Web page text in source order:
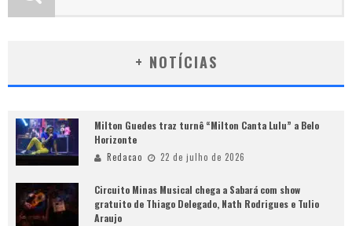
+ NOTÍCIAS
Milton Guedes traz turnê “Milton Canta Lulu” a Belo
Horizonte
Redacao 22 de julho de 2026
Circuito Minas Musical chega a Sabará com show
gratuito de Thiago Delegado, Nath Rodrigues e Tulio
Araujo